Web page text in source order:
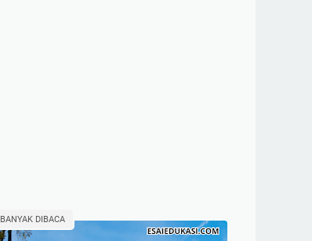
BANYAK DIBACA